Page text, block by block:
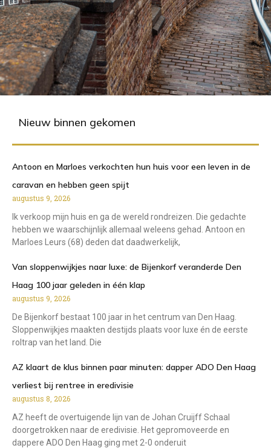
Nieuw binnen gekomen
Antoon en Marloes verkochten hun huis voor een leven in de
caravan en hebben geen spijt
augustus 9, 2026
Ik verkoop mijn huis en ga de wereld rondreizen. Die gedachte
hebben we waarschijnlijk allemaal weleens gehad. Antoon en
Marloes Leurs (68) deden dat daadwerkelijk,
Van sloppenwijkjes naar luxe: de Bijenkorf veranderde Den
Haag 100 jaar geleden in één klap
augustus 9, 2026
De Bijenkorf bestaat 100 jaar in het centrum van Den Haag.
Sloppenwijkjes maakten destijds plaats voor luxe én de eerste
roltrap van het land. Die
AZ klaart de klus binnen paar minuten: dapper ADO Den Haag
verliest bij rentree in eredivisie
augustus 8, 2026
AZ heeft de overtuigende lijn van de Johan Cruijff Schaal
doorgetrokken naar de eredivisie. Het gepromoveerde en
dappere ADO Den Haag ging met 2-0 onderuit